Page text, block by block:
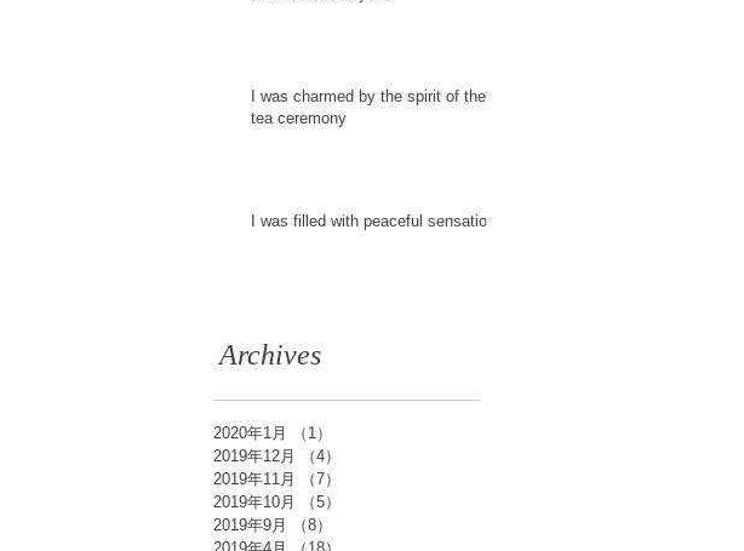
I was charmed by the spirit of the
tea ceremony
I was filled with peaceful sensation
Archives
2020年1月 （1）
2019年12月
（4）
2019年11月
（7）
2019年10月
（5）
2019年9月
（8）